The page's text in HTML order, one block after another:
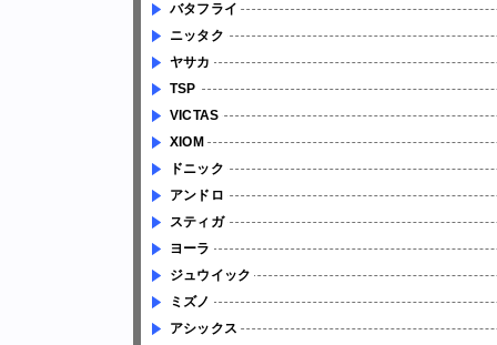
バタフライ
ニッタク
ヤサカ
TSP
VICTAS
XIOM
ドニック
アンドロ
スティガ
ヨーラ
ジュウイック
ミズノ
アシックス